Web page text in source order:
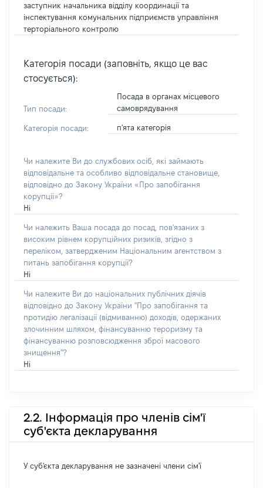
заступник начальника відділу координації та
інспектування комунальних підприємств управління
терторіального контролю
Категорія посади (заповніть, якщо це вас
стосується):
Тип посади:
Посада в органах місцевого
самоврядування
Категорія посади: п'ята категорія
Чи належите Ви до службових осіб, які займають
відповідальне та особливо відповідальне становище,
відповідно до Закону України «Про запобігання
корупції»?
Ні
Чи належить Ваша посада до посад, пов'язаних з
високим рівнем корупційних ризиків, згідно з
переліком, затвердженим Національним агентством з
питань запобігання корупції?
Ні
Чи належите Ви до національних публічних діячів
відповідно до Закону України "Про запобігання та
протидію легалізації (відмиванню) доходів, одержаних
злочинним шляхом, фінансуванню тероризму та
фінансуванню розповсюдження зброї масового
знищення"?
Ні
2.2. Інформація про членів сім'ї
суб'єкта декларування
У суб'єкта декларування не зазначені члени сім'ї